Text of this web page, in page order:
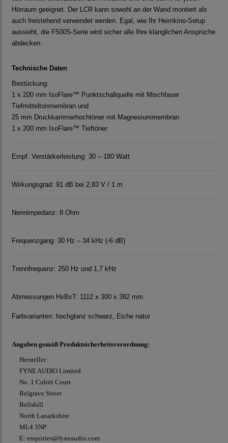
Hörraum geeignet. Der LCR kann sowohl an der Wand montiert als
auch freistehend verwendet werden. Egal, wie Ihr Heimkino-Setup
aussieht, die F500S-Serie wird sicher alle Ihre klanglichen Ansprüche
abdecken.
Technische Daten
Bestückung:
1 x 200 mm IsoFlare™ Punktschallquelle mit Mischfaser
Tiefmitteltonmembran und
25 mm Druckkammerhochtöner mit Magnesiummembran
1 x 200 mm IsoFlare™ Tieftöner
Empf. Verstärkerleistung: 30 – 180 Watt
Wirkungsgrad: 91 dB bei 2,83 V / 1 m
Nennimpedanz: 8 Ohm
Frequenzgang: 30 Hz – 34 kHz (-6 dB)
Trennfrequenz: 250 Hz und 1,7 kHz
Abmessungen HxBxT: 1112 x 300 x 382 mm
Farbvarianten: hochglanz schwarz, Eiche natur
Angaben gemäß Produktsicherheitsverordnung:
Hersteller:
FYNE AUDIO Limited
No. 1 Cubitt Court
Belgrave Street
Bellshill
North Lanarkshire
ML4 3NP
E: enquiries@fyneaudio.com